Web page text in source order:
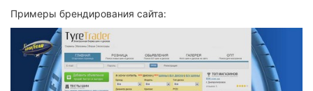
Примеры брендирования сайта: